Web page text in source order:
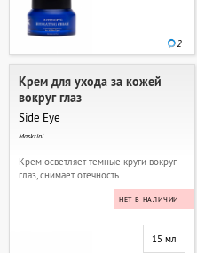
2
Крем для ухода за кожей
вокруг глаз
Side Eye
Masktini
НЕТ В НАЛИЧИИ
Крем осветляет темные круги вокруг
глаз, снимает отечность
15 мл